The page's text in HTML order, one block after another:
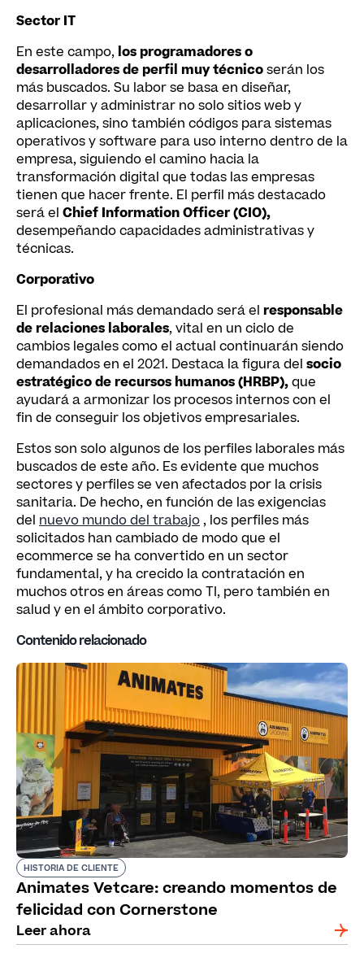
Sector IT
En este campo, los programadores o
desarrolladores de perfil muy técnicoserán los
más buscados. Su labor se basa en diseñar,
desarrollar y administrar no solo sitios web y
aplicaciones, sino también códigos para sistemas
operativos y software para uso interno dentro de la
empresa, siguiendo el camino hacia la
transformación digital que todas las empresas
tienen que hacer frente. El perfil más destacado
será el Chief Information Officer (CIO),
desempeñando capacidades administrativas y
técnicas.
Corporativo
El profesional más demandado será el responsable
de relaciones laborales, vital en un ciclo de
cambios legales como el actual continuarán siendo
demandados en el 2021. Destaca la figura del socio
estratégico de recursos humanos (HRBP),que
ayudará a armonizar los procesos internos con el
fin de conseguir los objetivos empresariales.
Estos son solo algunos de los perfiles laborales más
buscados de este año. Es evidente que muchos
sectores y perfiles se ven afectados por la crisis
sanitaria. De hecho, en función de las exigencias
del nuevo mundo del trabajo , los perfiles más
solicitados han cambiado de modo que el
ecommerce se ha convertido en un sector
fundamental, y ha crecido la contratación en
muchos otros en áreas como TI, pero también en
salud y en el ámbito corporativo.
Contenido relacionado
HISTORIA DE CLIENTE
Animates Vetcare: creando momentos de
felicidad con Cornerstone
Leer ahora